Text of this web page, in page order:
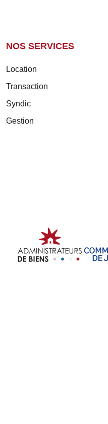
NOS SERVICES
Location
Transaction
Syndic
Gestion